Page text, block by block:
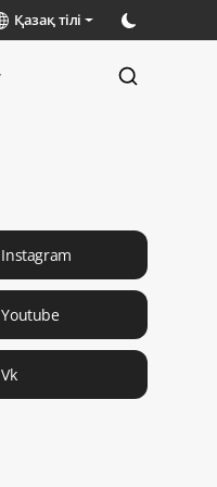
Қазақ тілі
Instagram
Youtube
Vk